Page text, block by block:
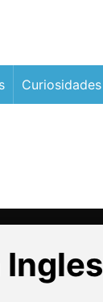
Curiosidades
Ingles